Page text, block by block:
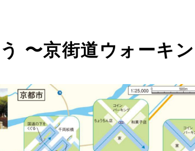
〜京街道ウォーキ